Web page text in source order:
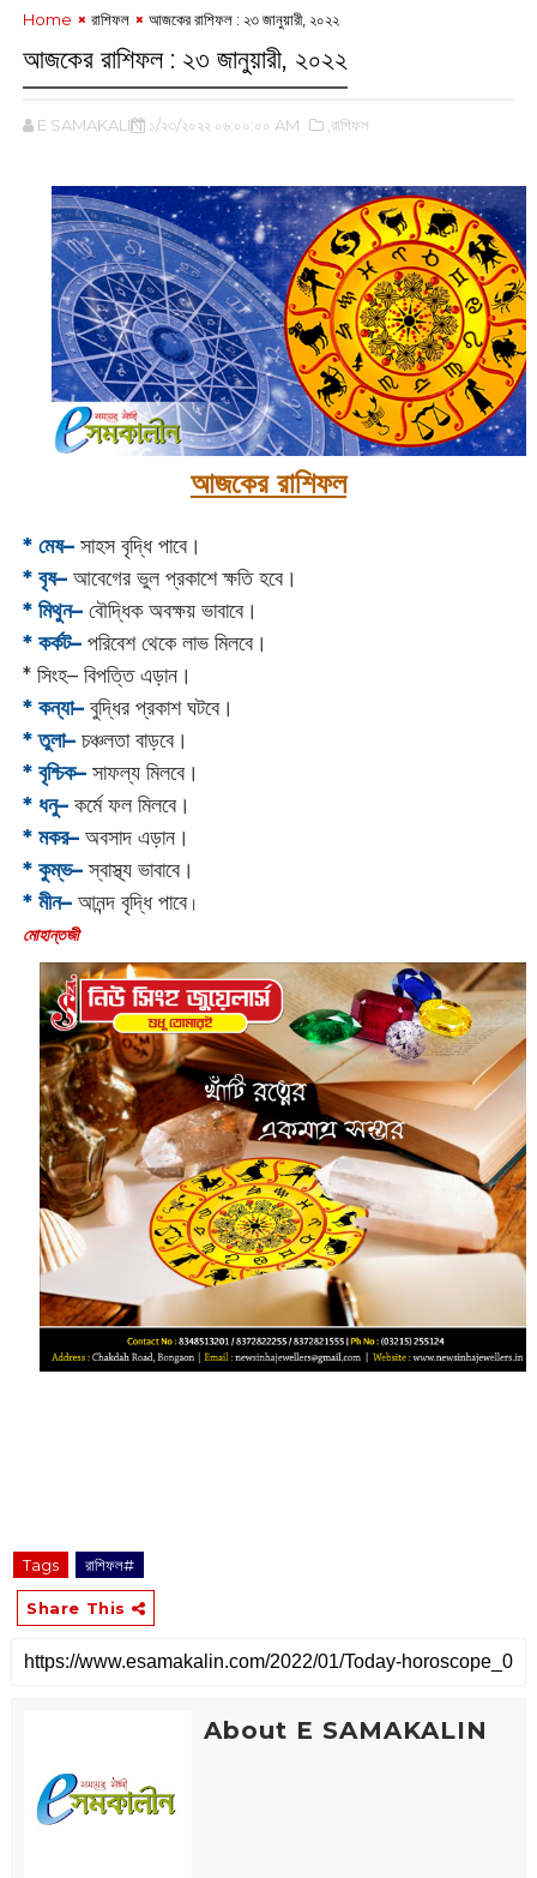
Home রাশিফল আজকের রাশিফল : ২৩ জানুয়ারী, ২০২২
আজকের রাশিফল : ২৩ জানুয়ারী, ২০২২
E SAMAKALIN ১/২৩/২০২২ ০৬:০০:০০ AM ,রাশিফল
আজকের রাশিফল
* মেষ– সাহস বৃদ্ধি পাবে।
* বৃষ–আবেগের ভুল প্রকাশে ক্ষতি হবে।
* মিথুন– বৌদ্ধিক অবক্ষয় ভাবাবে।
* কর্কট–পরিবেশ থেকে লাভ মিলবে।
* সিংহ– বিপত্তি এড়ান।
* কন্যা–বুদ্ধির প্রকাশ ঘটবে।
* তুলা– চঞ্চলতা বাড়বে।
* বৃশ্চিক– সাফল্য মিলবে।
* ধনু–কর্মে ফল মিলবে।
* মকর–অবসাদ এড়ান।‌
* কুম্ভ–স্বাস্থ্য ভাবাবে।
* মীন–আনন্দ বৃদ্ধি পাবে।
‌মোহান্তজী‌‌‌‌‌‌‌‌‌‌‌‌‌‌‌‌‌
Tags রাশিফল#
Share This
About E SAMAKALIN